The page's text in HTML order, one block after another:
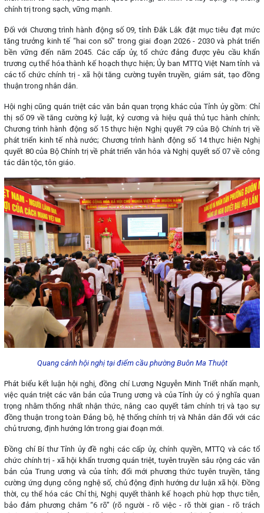
chính trị trong sạch, vững mạnh.
Đối với Chương trình hành động số 09, tỉnh Đắk Lắk đặt mục tiêu đạt mức
tăng trưởng kinh tế “hai con số” trong giai đoạn 2026 - 2030 và phát triển
bền vững đến năm 2045. Các cấp ủy, tổ chức đảng được yêu cầu khẩn
trương cụ thể hóa thành kế hoạch thực hiện; Ủy ban MTTQ Việt Nam tỉnh và
các tổ chức chính trị - xã hội tăng cường tuyên truyền, giám sát, tạo đồng
thuận trong nhân dân.
Hội nghị cũng quán triệt các văn bản quan trọng khác của Tỉnh ủy gồm: Chỉ
thị số 09 về tăng cường kỷ luật, kỷ cương và hiệu quả thủ tục hành chính;
Chương trình hành động số 15 thực hiện Nghị quyết 79 của Bộ Chính trị về
phát triển kinh tế nhà nước; Chương trình hành động số 14 thực hiện Nghị
quyết 80 của Bộ Chính trị về phát triển văn hóa và Nghị quyết số 07 về công
tác dân tộc, tôn giáo.
Quang cảnh hội nghị tại điểm cầu phường Buôn Ma Thuột
Phát biểu kết luận hội nghị, đồng chí Lương Nguyễn Minh Triết nhấn mạnh,
việc quán triệt các văn bản của Trung ương và của Tỉnh ủy có ý nghĩa quan
trọng nhằm thống nhất nhận thức, nâng cao quyết tâm chính trị và tạo sự
đồng thuận trong toàn Đảng bộ, hệ thống chính trị và Nhân dân đối với các
chủ trương, định hướng lớn trong giai đoạn mới.
Đồng chí Bí thư Tỉnh ủy đề nghị các cấp ủy, chính quyền, MTTQ và các tổ
chức chính trị - xã hội khẩn trương quán triệt, tuyên truyền sâu rộng các văn
bản của Trung ương và của tỉnh; đổi mới phương thức tuyên truyền, tăng
cường ứng dụng công nghệ số, chủ động định hướng dư luận xã hội. Đồng
thời, cụ thể hóa các Chỉ thị, Nghị quyết thành kế hoạch phù hợp thực tiễn,
bảo đảm phương châm “6 rõ” (rõ người - rõ việc - rõ thời gian - rõ trách